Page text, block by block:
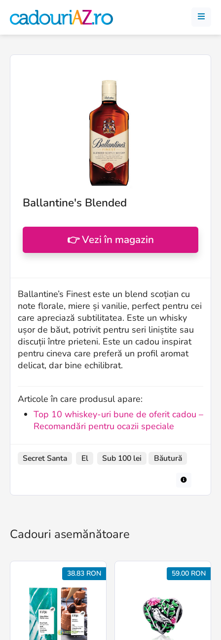
Ballantine's Blended
👉 Vezi în magazin
Ballantine’s Finest este un blend scoțian cu
note florale, miere și vanilie, perfect pentru cei
care apreciază subtilitatea. Este un whisky
ușor de băut, potrivit pentru seri liniștite sau
discuții între prieteni. Este un cadou inspirat
pentru cineva care preferă un profil aromat
delicat, dar bine echilibrat.
Articole în care produsul apare:
Top 10 whiskey-uri bune de oferit cadou –
Recomandări pentru ocazii speciale
Secret Santa El Sub 100 lei Băutură
Cadouri asemănătoare
38.83 RON 59.00 RON